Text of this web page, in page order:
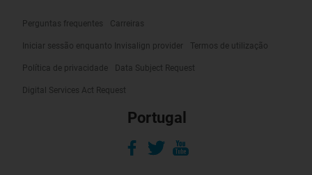
Perguntas frequentes Carreiras
Iniciar sessão enquanto Invisalign provider Termos de utilização
Política de privacidade Data Subject Request
Digital Services Act Request
Portugal